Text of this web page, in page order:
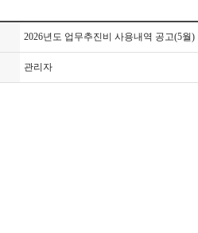
2026년도 업무추진비 사용내역 공고(5월)
관리자